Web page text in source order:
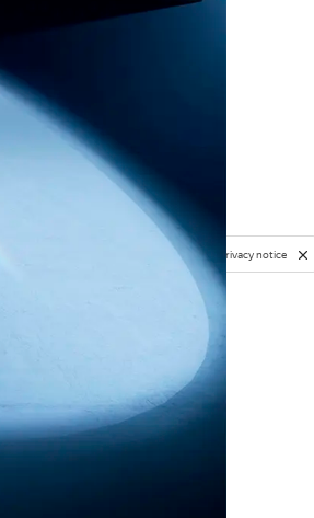
Privacy notice